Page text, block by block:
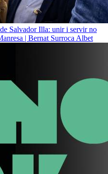
Salvador Illa: unir i servir no
| Bernat Surroca Albet